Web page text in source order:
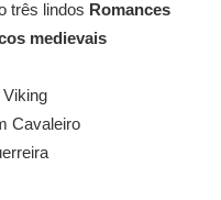
três lindos Romances
medievais
Cavaleiro